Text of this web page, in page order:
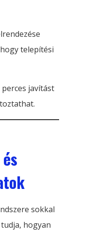
telepítési
perces javítást
sokkal
hogyan